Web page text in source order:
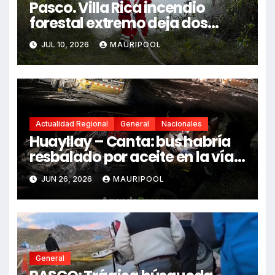
Pasco. Villa Rica incendio
forestal extremo deja dos
fallecidos y heridos
JUL 10, 2026 MAURIPOOL
Actualidad Regional General Nacionales
Huayllay – Canta: bus habría
resbalado por aceite en la vía e
impactó auto siniestrado
dejando dos fallecidos
JUN 26, 2026 MAURIPOOL
General